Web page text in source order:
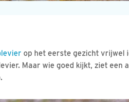
op het eerste gezicht vrijwel
Maar wie goed kijkt, ziet een